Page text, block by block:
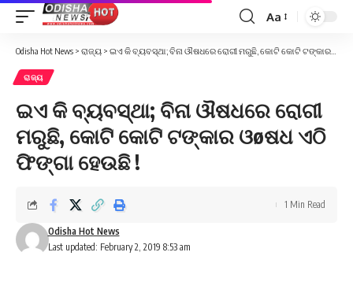
Font
Resizer
Aa
Odisha Hot News > ରାଜ୍ୟ > ଇଏ କି ବ୍ୟବସ୍ଥା; ବିନା ଔଷଧରେ ରୋଗୀ ମରୁଛି, କୋଟି କୋଟି ଟଙ୍କାର ଓøଷଧ ଏଠି ଫିଙ୍ଗା ହେଉଛି !
ରାଜ୍ୟ
ଇଏ କି ବ୍ୟବସ୍ଥା; ବିନା ଔଷଧରେ ରୋଗୀ
ମରୁଛି, କୋଟି କୋଟି ଟଙ୍କାର ଓøଷଧ ଏଠି
ଫିଙ୍ଗା ହେଉଛି !
Last updated: February 2, 2019 8:53 am
Odisha Hot News
1 Min Read